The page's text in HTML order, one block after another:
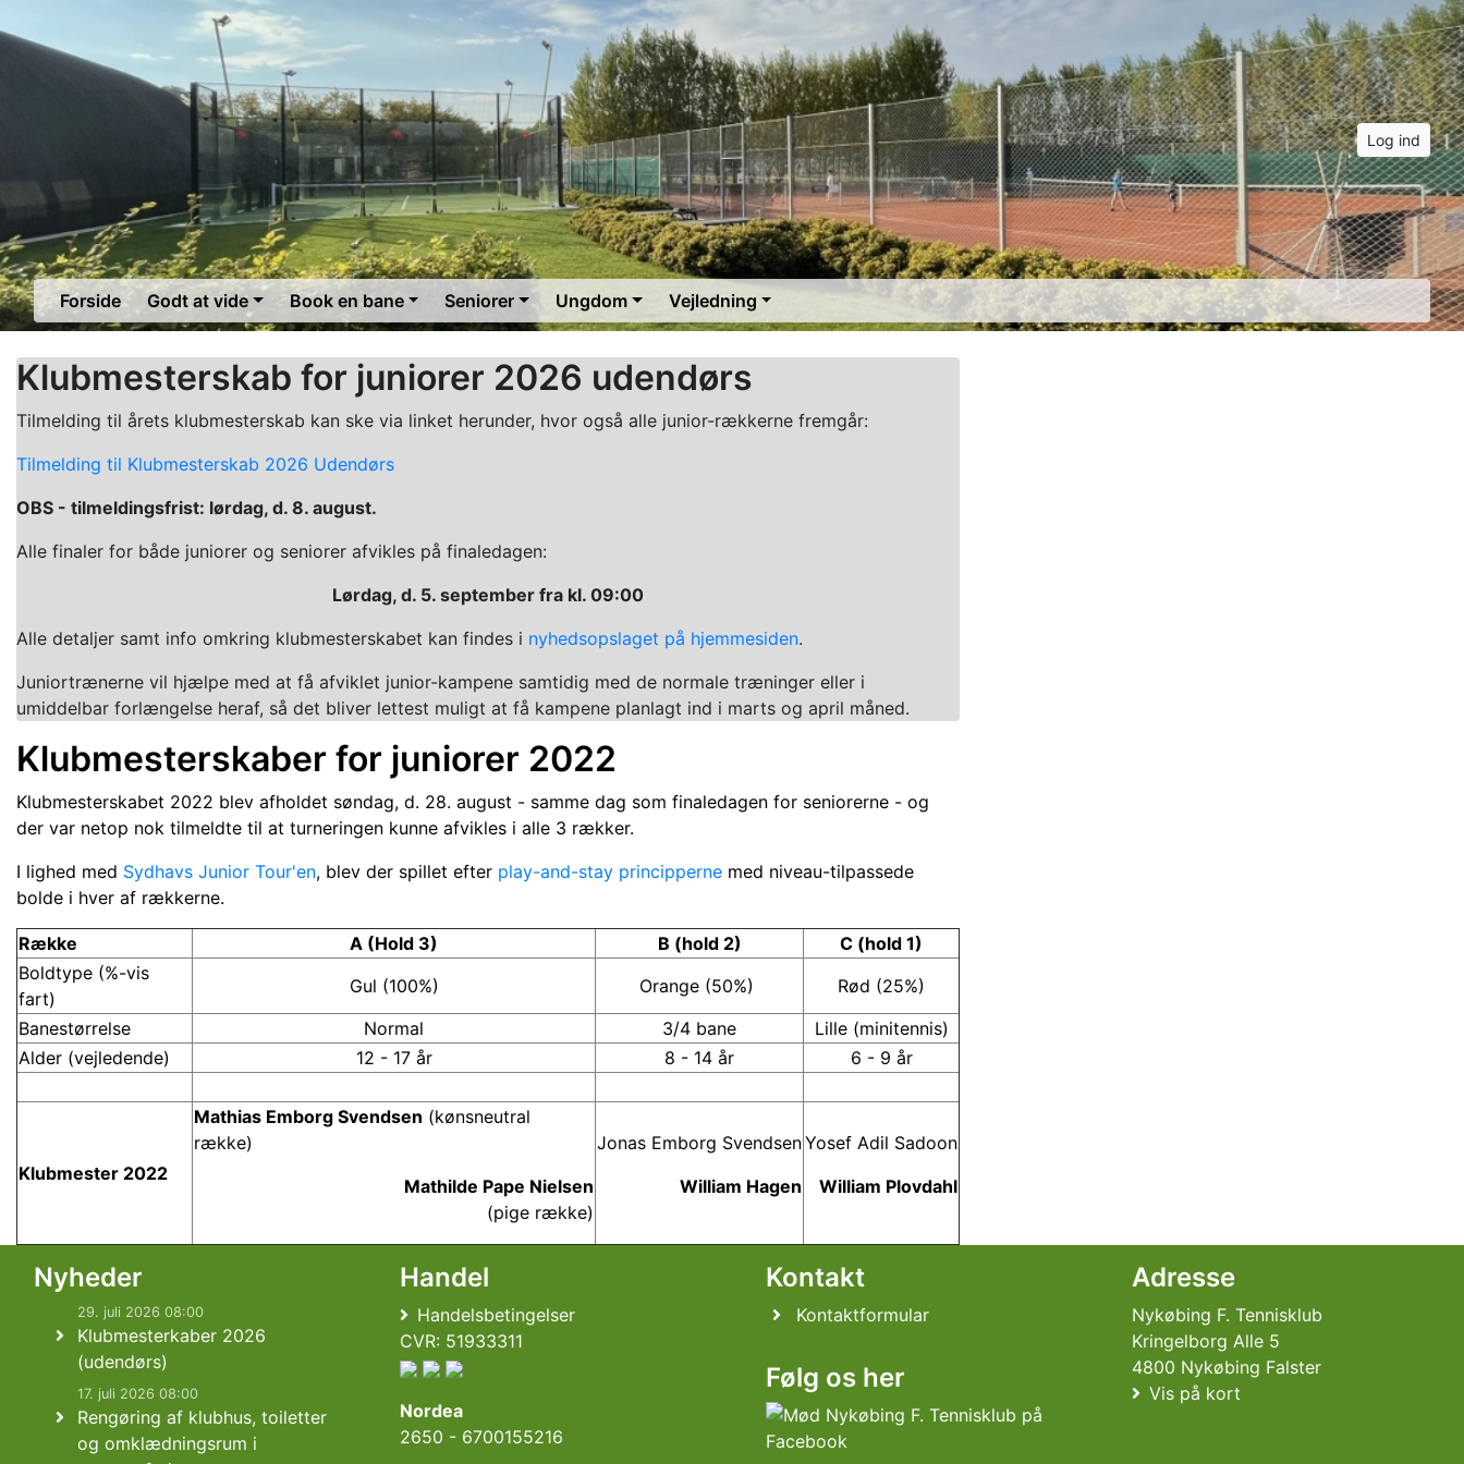
Log ind
Forside Godt at vide Book en bane Seniorer Ungdom Vejledning
Klubmesterskab for juniorer 2026 udendørs
Tilmelding til årets klubmesterskab kan ske via linket herunder, hvor også alle junior-rækkerne fremgår:
Tilmelding til Klubmesterskab 2026 Udendørs
OBS - tilmeldingsfrist: lørdag, d. 8. august.
Alle finaler for både juniorer og seniorer afvikles på finaledagen:
Lørdag, d. 5. september fra kl. 09:00
Alle detaljer samt info omkring klubmesterskabet kan findes i nyhedsopslaget på hjemmesiden.
Juniortrænerne vil hjælpe med at få afviklet junior-kampene samtidig med de normale træninger eller i
umiddelbar forlængelse heraf, så det bliver lettest muligt at få kampene planlagt ind i marts og april måned.
Klubmesterskaber for juniorer 2022
Klubmesterskabet 2022 blev afholdet søndag, d. 28. august - samme dag som finaledagen for seniorerne - og
der var netop nok tilmeldte til at turneringen kunne afvikles i alle 3 rækker.
I lighed med Sydhavs Junior Tour'en, blev der spillet efter play-and-stay principperne med niveau-tilpassede
bolde i hver af rækkerne.
Række A (Hold 3) B (hold 2)
C (hold 1)
Boldtype (%-vis
fart)
Gul (100%) Orange (50%)
Rød (25%)
Banestørrelse
Normal 3/4 bane
Lille (minitennis)
Alder (vejledende)
12 - 17 år 8 - 14 år 6 - 9 år
Klubmester 2022
Mathias Emborg Svendsen (kønsneutral
række)
Mathilde Pape Nielsen
(pige række)
Jonas Emborg Svendsen
William Hagen
Yosef Adil Sadoon
William Plovdahl
Nyheder
29. juli 2026 08:00
Klubmesterkaber 2026
(udendørs)
17. juli 2026 08:00
Rengøring af klubhus, toiletter
og omklædningsrum i
Handel
Handelsbetingelser
CVR: 51933311
Nordea
2650 - 6700155216
Kontakt
Kontaktformular
Følg os her
Adresse
Nykøbing F. Tennisklub
Kringelborg Alle 5
4800 Nykøbing Falster
Vis på kort